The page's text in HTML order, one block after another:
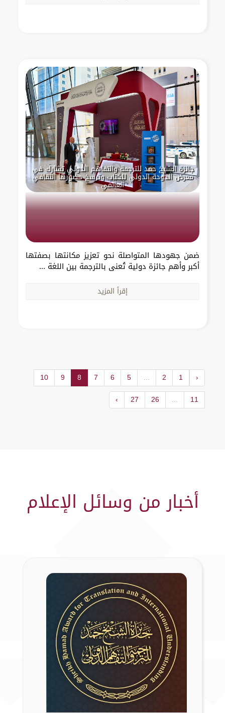
جائزة الشيخ حمد للترجمة والتفاهم الدولي تشارك في
معرض الدوحة الدولي للكتاب وترسخ حضورها الثقافي
العالمي
ضمن جهودها المتواصلة نحو تعزيز مكانتها بصفتها
أكبر وأهم جائزة دولية تُعنى بالترجمة بين اللغة ...
إقرأ المزيد
‹
1
2
...
5
6
7
8
9
10
11
...
26
27
›
أخبار من وسائل الإعلام